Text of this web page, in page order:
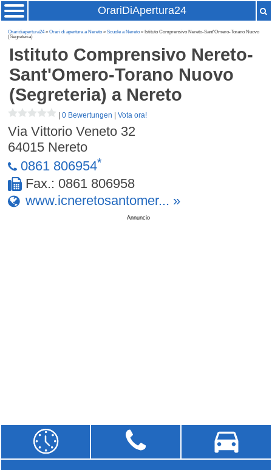
OrariDiApertura24
Oraridiapertura24»Orari di apertura a Nereto »Scuole a Nereto » Istituto Comprensivo Nereto-Sant'Omero-Torano Nuovo
(Segreteria)
Istituto Comprensivo Nereto-
Sant'Omero-Torano Nuovo
(Segreteria) a Nereto
|0 Bewertungen |Vota ora!
Via Vittorio Veneto 32
64015 Nereto
0861 806954*
Fax.: 0861 806958
www.icneretosantomer... »
Annuncio